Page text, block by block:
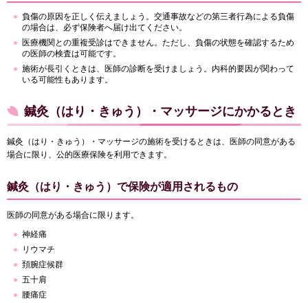
負傷の原因を正しく伝えましょう。交通事故などの第三者行為による負傷
の場合は、必ず保険者へ届け出てください。
医療機関との重複受診はできません。ただし、負傷の状態を確認するため
の医師の検査は可能です。
施術が長引くときは、医師の診断を受けましょう。内科的要因が関わって
いる可能性もあります。
鍼灸（はり・きゅう）・マッサージにかかるとき
鍼灸（はり・きゅう）・マッサージの施術を受けるときは、医師の同意がある
場合に限り、公的医療保険を利用できます。
鍼灸（はり・きゅう）で保険が適用されるもの
医師の同意がある場合に限ります。
神経痛
リウマチ
頚腕症候群
五十肩
腰痛症